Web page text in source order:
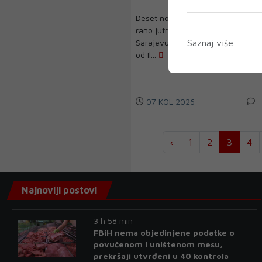
Deset novih ISUZU autobusa
rano jutros počelo saobraćati u
Sarajevu. Novi autobusi vozit će
od Il...
07 KOL 2026
‹ 1 2 3 4
Saznaj više
Najnoviji postovi
3 h 58 min
FBiH nema objedinjene podatke o
povučenom i uništenom mesu,
prekršaji utvrđeni u 40 kontrola